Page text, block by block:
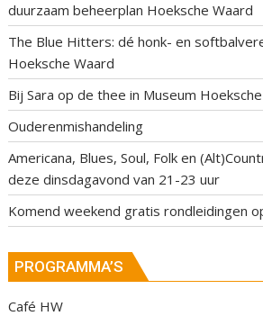
duurzaam beheerplan Hoeksche Waard
The Blue Hitters: dé honk- en
Hoeksche Waard
Bij Sara op de thee in Museum
Ouderenmishandeling
Americana, Blues, Soul, Folk en
deze dinsdagavond van 21-23 uur
Komend weekend gratis rondleidingen
PROGRAMMA’S
Café HW